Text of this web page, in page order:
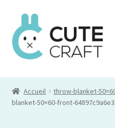
Aller
à
la
navigation
Aller
au
contenu
Commande
Accueil throw-blanket-
blanket-50×60-front-